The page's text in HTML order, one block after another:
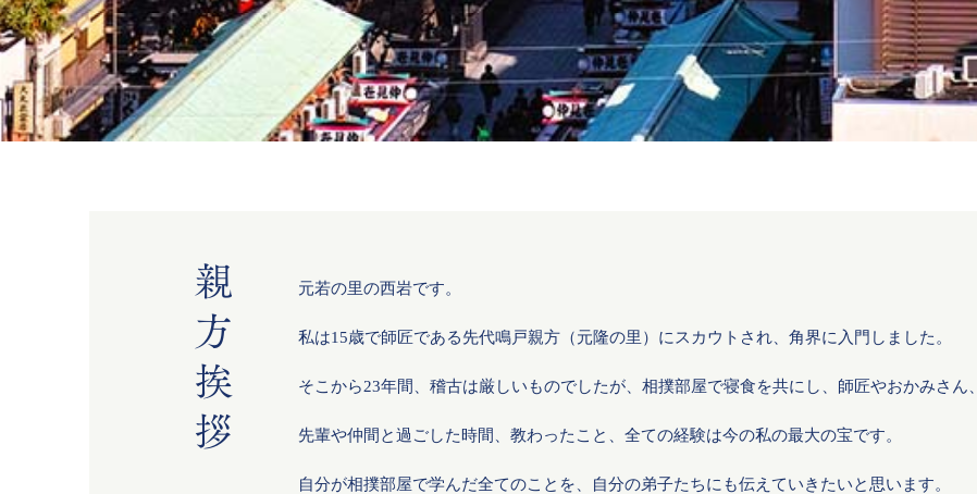
元若の里の西岩です。
私は15歳で師匠である先代鳴戸親方（元隆の里）にスカウトされ、角界に入門しました。
そこから23年間、稽古は厳しいものでしたが、相撲部屋で寝食を共にし、師匠やおかみさん、
先輩や仲間と過ごした時間、教わったこと、全ての経験は今の私の最大の宝です。
自分が相撲部屋で学んだ全てのことを、自分の弟子たちにも伝えていきたいと思います。